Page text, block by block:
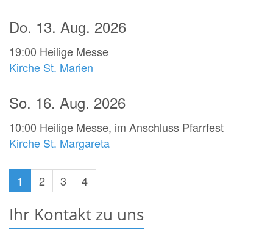
Do. 13. Aug. 2026
19:00 Heilige Messe
Kirche St. Marien
So. 16. Aug. 2026
10:00 Heilige Messe, im Anschluss Pfarrfest
Kirche St. Margareta
1 2 3 4
Ihr Kontakt zu uns